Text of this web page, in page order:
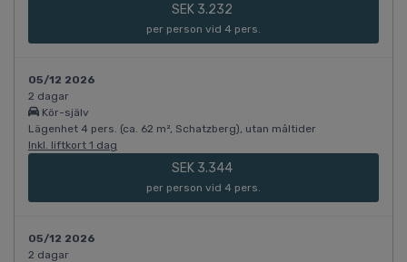
SEK 3.232
per person vid 4 pers.
05/12 2026
2 dagar
Kör-själv
Lägenhet 4 pers. (ca. 62 m², Schatzberg), utan måltider
Inkl. liftkort 1 dag
SEK 3.344
per person vid 4 pers.
05/12 2026
2 dagar